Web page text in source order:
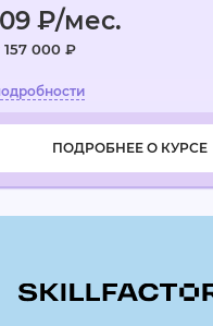
₽/мес.
157 000 ₽
ПОДРОБНЕЕ О КУРСЕ